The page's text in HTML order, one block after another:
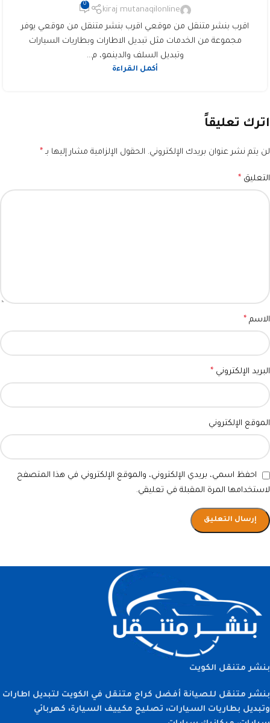
kiraj mutanaqilonline
0
اقرب بنشر متنقل من موقعي اقرب بنشر متنقل من موقعي يوفر
مجموعة من الخدمات مثل تبديل الاطارات وبطاريات السيارات
وتبديل السلف والدينمو، م...
أكمل القراءة
اترك تعليقاً
لن يتم نشر عنوان بريدك الإلكتروني. الحقول الإلزامية مشار إليها بـ *
التعليق *
الاسم *
البريد الإلكتروني *
الموقع الإلكتروني
احفظ اسمي، بريدي الإلكتروني، والموقع الإلكتروني في هذا المتصفح
لاستخدامها المرة المقبلة في تعليقي.
بنشر متنقل الكويت
بنشر متنقل للصيانة أفضل كراج متنقل في الكويت لتبديل اطارات
وتبديل بطاريات السيارات، تصليح مكييف السيارة، كهربائي